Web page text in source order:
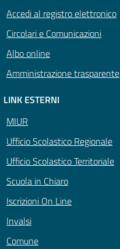
Accedi al registro elettronico
Circolari e Comunicazioni
Albo online
Amministrazione trasparente
LINK ESTERNI
MIUR
Ufficio Scolastico Regionale
Ufficio Scolastico Territoriale
Scuola in Chiaro
Iscrizioni On Line
Invalsi
Comune